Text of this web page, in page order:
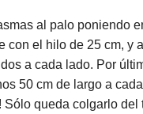
al palo poniendo
con el hilo de 25 cm, y
a cada lado. Por
50 cm de largo a
Sólo queda colgarlo del